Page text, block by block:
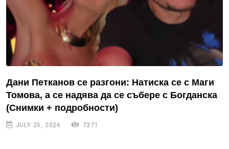
Дани Петканов се разгони: Натиска се с Маги
Томова, а се надява да се събере с Богданска
(Снимки + подробности)
JULY 25, 2026 7371